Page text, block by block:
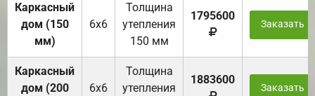
Каркасный
дом (150
мм)
6х6
Толщина
утепления
150 мм
1795600
Заказать
Каркасный
дом (200
6х6
Толщина
утепления
1883600
Заказать